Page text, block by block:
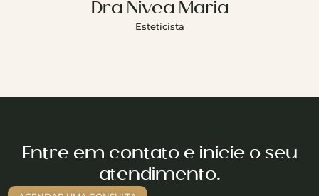
Dra Nivea Maria
Esteticista
Entre em contato e inicie o seu
atendimento.